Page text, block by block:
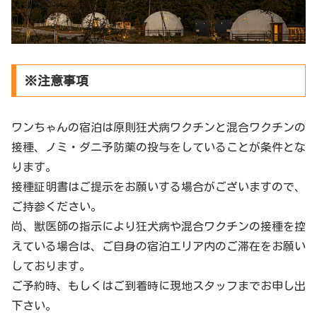
※注意事項
ワンちゃんの宿泊は原則狂犬病ワクチンと混合ワクチンの
接種、ノミ・ダニ予防薬の投与をしていることが条件とな
ります。
接種証明書はご提示をお願いする場合がございますので、
ご持参ください。
尚、獣医師の指示により狂犬病や混合ワクチンの接種を控
えている場合は、ご自身の宿泊エリア内のご滞在をお願い
しております。
ご予約時、もしくはご到着時に現地スタッフまでお申し出
下さい。